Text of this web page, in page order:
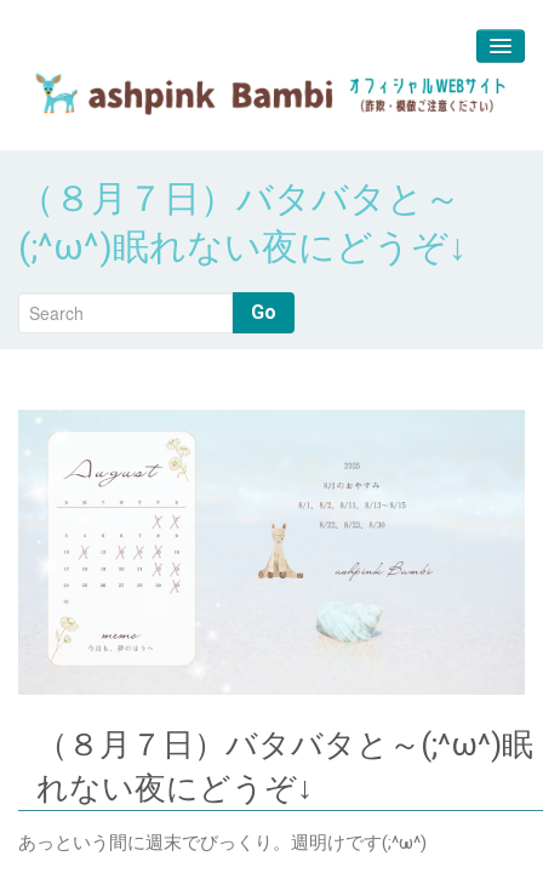
about us
堀江 真代
（８月７日）バタバタと～
(;^ω^)眠れない夜にどうぞ↓
Go
（８月７日）バタバタと～(;^ω^)眠
れない夜にどうぞ↓
あっという間に週末でびっくり。週明けです(;^ω^)